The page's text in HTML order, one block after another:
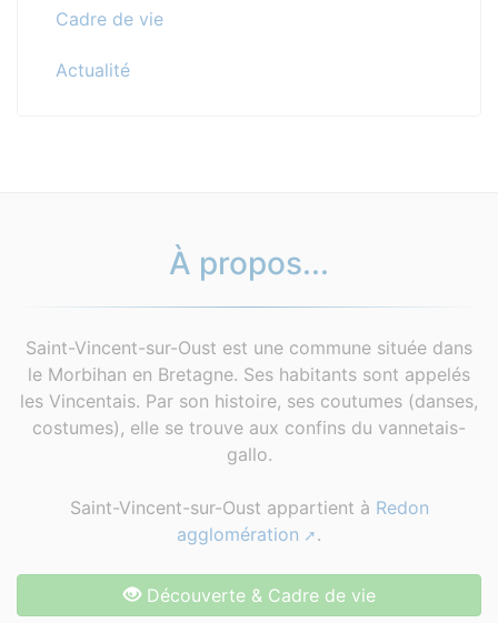
Cadre de vie
Actualité
À propos...
Saint-Vincent-sur-Oust est une commune située dans
le Morbihan en Bretagne. Ses habitants sont appelés
les Vincentais. Par son histoire, ses coutumes (danses,
costumes), elle se trouve aux confins du vannetais-
gallo.
Saint-Vincent-sur-Oust appartient à Redon
agglomération
.
Découverte & Cadre de vie